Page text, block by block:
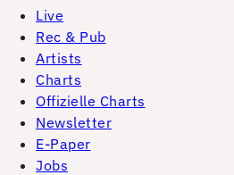
Live
Rec & Pub
Artists
Charts
Offizielle Charts
Newsletter
E-Paper
Jobs